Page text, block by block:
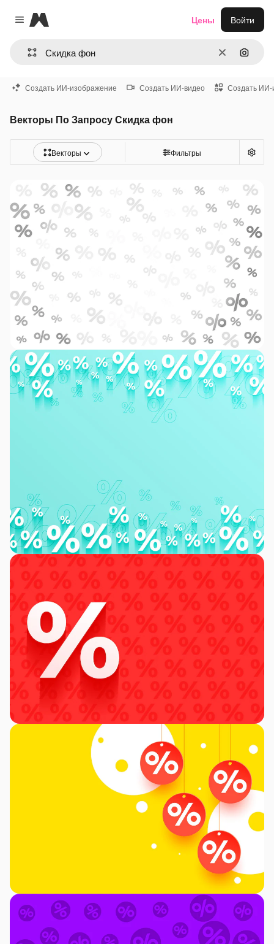
Close menu
Magnific
ОчиститьПоиск
Цены Войти
Создать ИИ-изображение Создать ИИ-видео Создать ИИ-
Векторы По Запросу Скидка фон
Векторы Фильтры